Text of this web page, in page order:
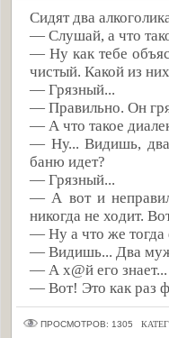
Сидят два
— Слушай, а что
— Ну как тебе
чистый. Какой из
— Грязный...
— Правильно. Он
— А что такое
— Ну... Видишь, два
баню идет?
— Грязный...
— А вот и
никогда не ходит.
— Ну а что же тогда
— Видишь... Два
— А х@й его знает...
— Вот! Это как раз
ПРОСМОТРОВ: 1305